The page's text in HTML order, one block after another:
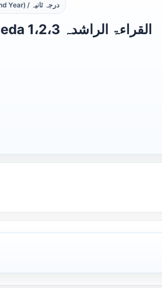
Sania (2nd Year) / درجہ ثانیہ
Al Qirat Ur Rasheda 1،2،3 القراءۃ الراشدہ